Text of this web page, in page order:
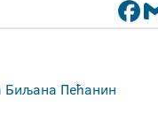
Биљана Пећанин